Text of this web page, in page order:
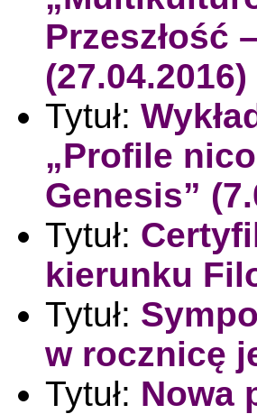
Przeszłość
Tytuł:
„Profile
Genesis”
Tytuł:
kierunku
Tytuł:
w rocznicę
Tytuł: Nowa